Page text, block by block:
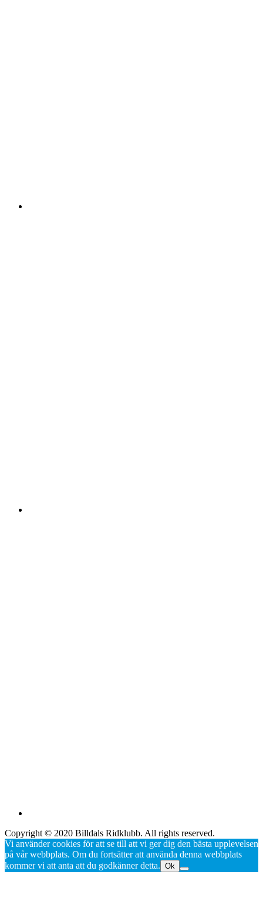
Copyright © 2020 Billdals Ridklubb. All rights reserved.
Vi använder cookies för att se till att vi ger dig den bästa upplevelsen
på vår webbplats. Om du fortsätter att använda denna webbplats
kommer vi att anta att du godkänner detta. Ok